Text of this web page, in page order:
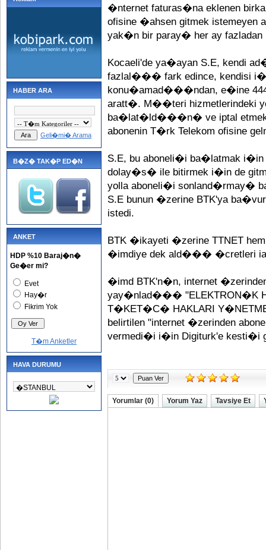
HABER ARA
Geli�mi� Arama
B�Z� TAK�P ED�N
ANKET
HDP %10 Baraj�n�
Ge�er mi?
Evet
Hay�r
Fikrim Yok
T�m Anketler
HAVA DURUMU
�nternet faturas�na eklenen
ofisine �ahsen gitmek
yak�n bir paray� her ay
Kocaeli'de ya�ayan S.E, kendi
fazlal��� fark edince, kendisi
konu�amad���ndan, e�ine
aratt�. M��teri hizmetlerindeki
ba�lat�ld���n� ve iptal
abonenin T�rk Telekom ofisine
S.E, bu aboneli�i ba�latmak
dolay�s� ile bitirmek i�in de
yolla aboneli�i sonland�rmay�
S.E bunun �zerine BTK'ya
istedi.
BTK �ikayeti �zerine TTNET
�imdiye dek ald��� �cretleri
�imd BTK'n�n, internet
yay�nlad��� "ELEKTRON�K
T�KET�C� HAKLARI
belirtilen "internet �zerinden
vermedi�i i�in Digiturk'e kesti�i
Yorumlar (0) Yorum Yaz Tavsiye Et